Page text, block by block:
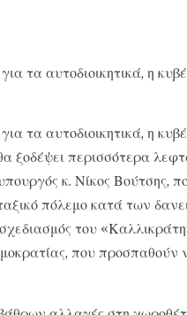
τα αυτοδιοικητικά, η
τα αυτοδιοικητικά, η
ξοδέψει περισσότερα
κ. Νίκος Βούτσης,
πόλεμο κατά των
του
που προσπαθούν